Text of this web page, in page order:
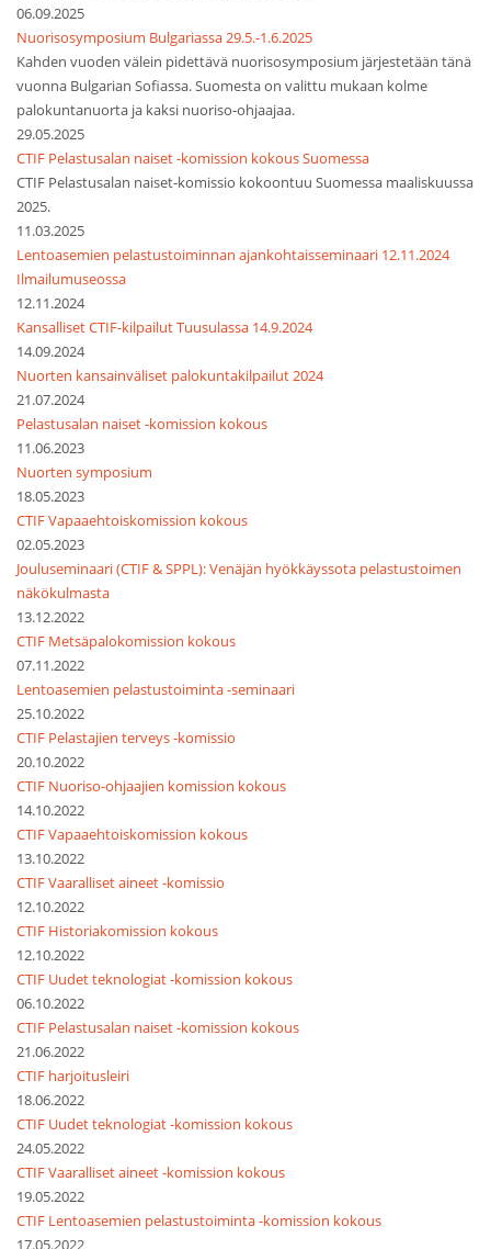
06.09.2025
Nuorisosymposium Bulgariassa 29.5.-1.6.2025
Kahden vuoden välein pidettävä nuorisosymposium järjestetään tänä
vuonna Bulgarian Sofiassa. Suomesta on valittu mukaan kolme
palokuntanuorta ja kaksi nuoriso-ohjaajaa.
29.05.2025
CTIF Pelastusalan naiset -komission kokous Suomessa
CTIF Pelastusalan naiset-komissio kokoontuu Suomessa maaliskuussa
2025.
11.03.2025
Lentoasemien pelastustoiminnan ajankohtaisseminaari 12.11.2024
Ilmailumuseossa
12.11.2024
Kansalliset CTIF-kilpailut Tuusulassa 14.9.2024
14.09.2024
Nuorten kansainväliset palokuntakilpailut 2024
21.07.2024
Pelastusalan naiset -komission kokous
11.06.2023
Nuorten symposium
18.05.2023
CTIF Vapaaehtoiskomission kokous
02.05.2023
Jouluseminaari (CTIF & SPPL): Venäjän hyökkäyssota pelastustoimen
näkökulmasta
13.12.2022
CTIF Metsäpalokomission kokous
07.11.2022
Lentoasemien pelastustoiminta -seminaari
25.10.2022
CTIF Pelastajien terveys -komissio
20.10.2022
CTIF Nuoriso-ohjaajien komission kokous
14.10.2022
CTIF Vapaaehtoiskomission kokous
13.10.2022
CTIF Vaaralliset aineet -komissio
12.10.2022
CTIF Historiakomission kokous
12.10.2022
CTIF Uudet teknologiat -komission kokous
06.10.2022
CTIF Pelastusalan naiset -komission kokous
21.06.2022
CTIF harjoitusleiri
18.06.2022
CTIF Uudet teknologiat -komission kokous
24.05.2022
CTIF Vaaralliset aineet -komission kokous
19.05.2022
CTIF Lentoasemien pelastustoiminta -komission kokous
17.05.2022